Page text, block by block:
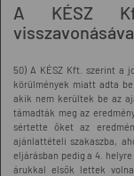
A KÉSZ
50) A KÉSZ Kft. szerint a
körülmények miatt adta
akik nem kerültek be az
támadták meg az
sértette őket az
ajánlattételi szakaszba,
eljárásban pedig a 4.
árukkal elsők lettek